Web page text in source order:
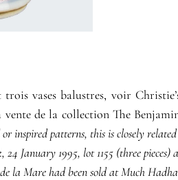
vases balustres, voir
de la collection The
inspired patterns, this is closely
January 1995, lot 1155 (three
la Mare had been sold at Much